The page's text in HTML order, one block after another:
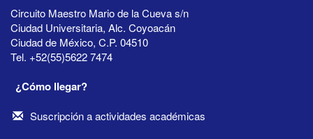
Circuito Maestro Mario de la Cueva s/n
Ciudad Universitaria, Alc. Coyoacán
Ciudad de México, C.P. 04510
Tel. +52(55)5622 7474
¿Cómo llegar?
Suscripción a actividades académicas